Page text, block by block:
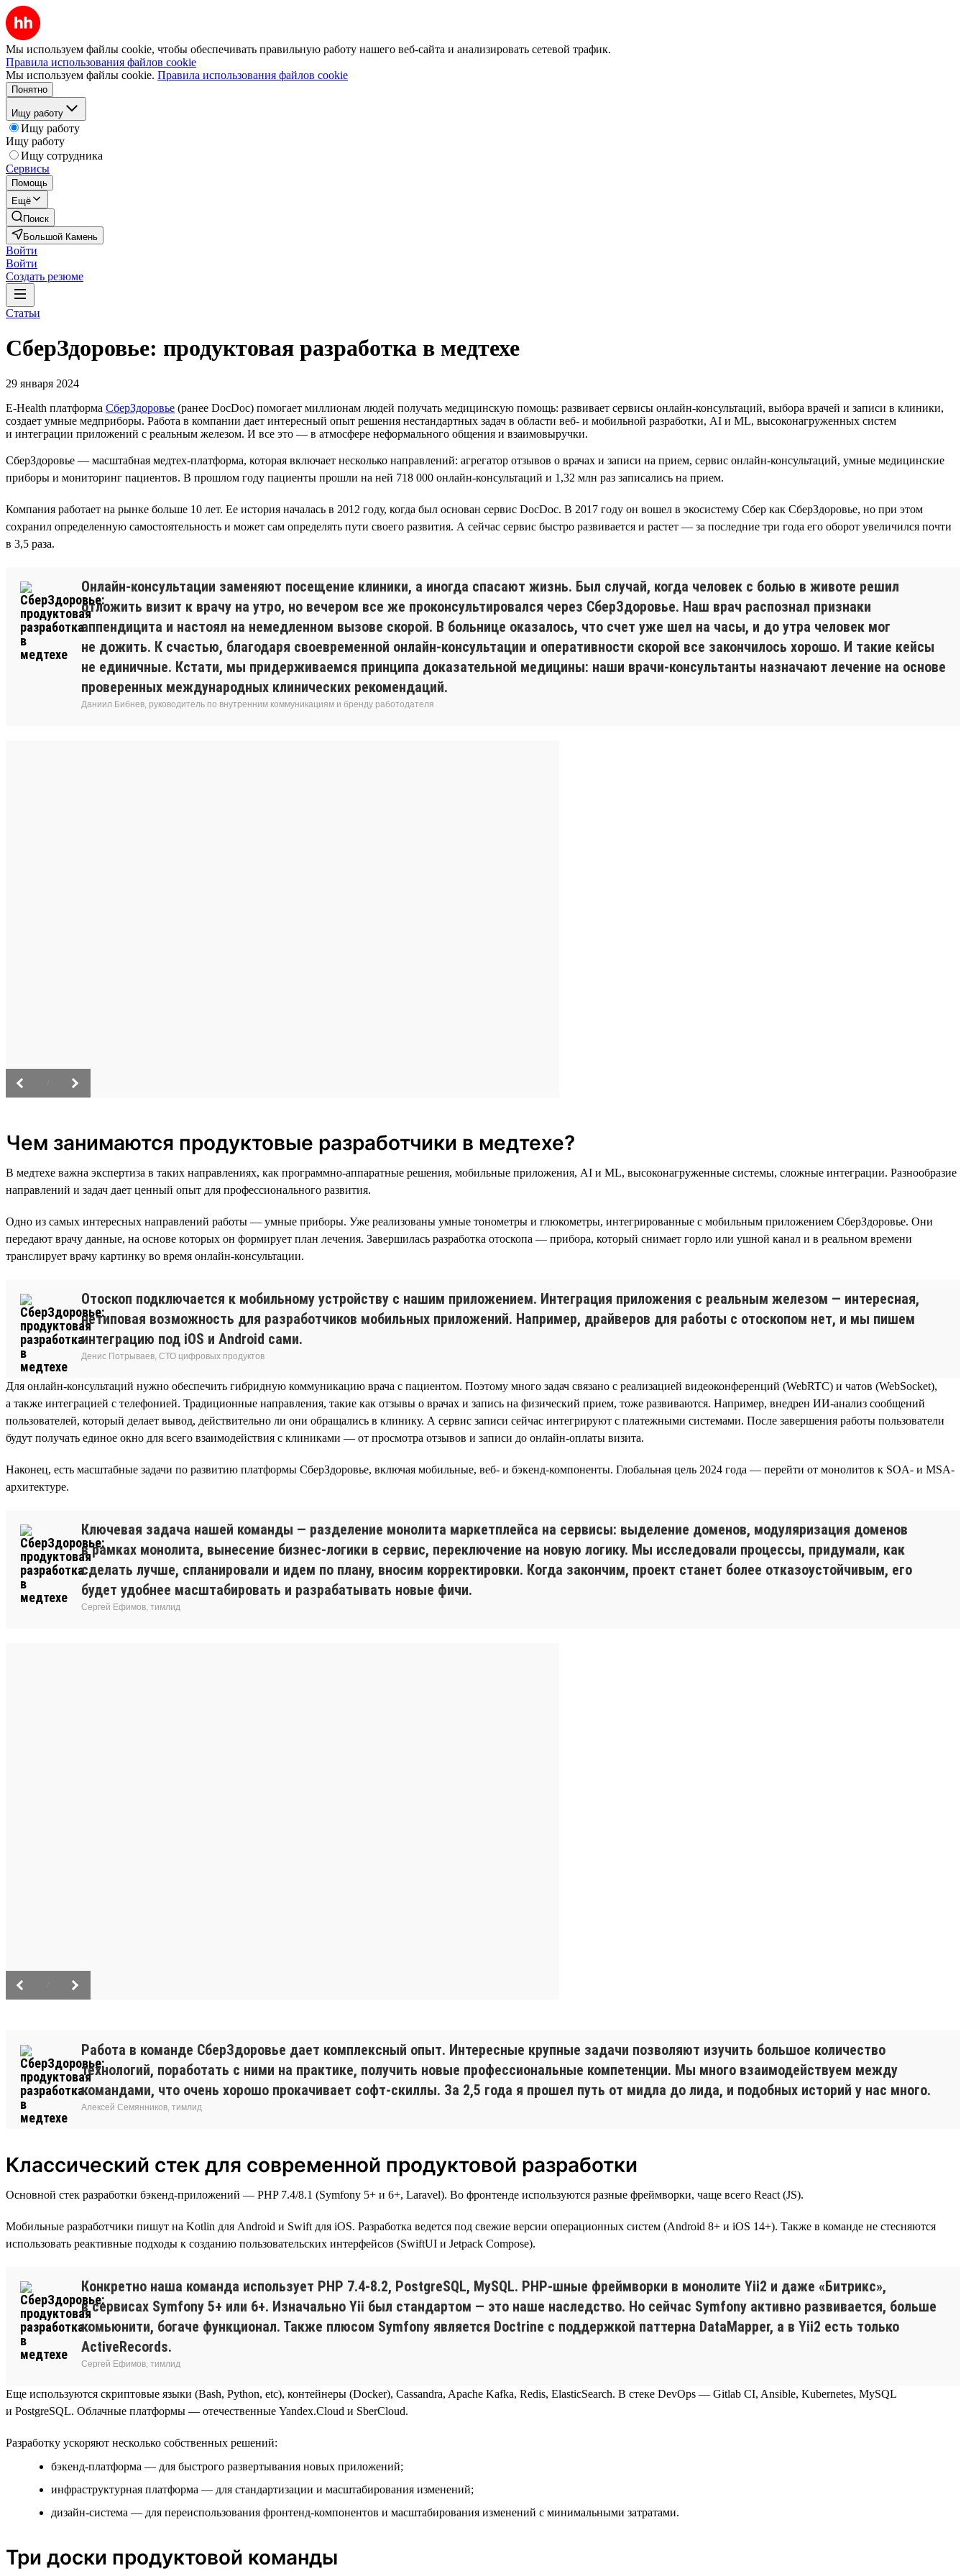
Мы используем файлы cookie, чтобы обеспечивать правильную работу нашего веб-сайта и анализировать сетевой трафик.
Правила использования файлов cookie
Мы используем файлы cookie. Правила использования файлов cookie
Понятно
Ищу работу
Ищу работу
Ищу работу
Ищу сотрудника
Сервисы
Помощь
Ещё
Поиск
Большой Камень
Войти
Войти
Создать резюме
Статьи
СберЗдоровье: продуктовая разработка в медтехе
29 января 2024
E-Health платформа СберЗдоровье (ранее DocDoc) помогает миллионам людей получать медицинскую помощь: развивает сервисы онлайн-консультаций, выбора врачей и записи в клиники,
создает умные медприборы. Работа в компании дает интересный опыт решения нестандартных задач в области веб- и мобильной разработки, AI и ML, высоконагруженных систем
и интеграции приложений с реальным железом. И все это — в атмосфере неформального общения и взаимовыручки.
СберЗдоровье — масштабная медтех-платформа, которая включает несколько направлений: агрегатор отзывов о врачах и записи на прием, сервис онлайн-консультаций, умные медицинские
приборы и мониторинг пациентов. В прошлом году пациенты прошли на ней 718 000 онлайн-консультаций и 1,32 млн раз записались на прием.
Компания работает на рынке больше 10 лет. Ее история началась в 2012 году, когда был основан сервис DocDoc. В 2017 году он вошел в экосистему Сбер как СберЗдоровье, но при этом
сохранил определенную самостоятельность и может сам определять пути своего развития. А сейчас сервис быстро развивается и растет — за последние три года его оборот увеличился почти
в 3,5 раза.
Онлайн-консультации заменяют посещение клиники, а иногда спасают жизнь. Был случай, когда человек с болью в животе решил
отложить визит к врачу на утро, но вечером все же проконсультировался через СберЗдоровье. Наш врач распознал признаки
аппендицита и настоял на немедленном вызове скорой. В больнице оказалось, что счет уже шел на часы, и до утра человек мог
не дожить. К счастью, благодаря своевременной онлайн-консультации и оперативности скорой все закончилось хорошо. И такие кейсы
не единичные. Кстати, мы придерживаемся принципа доказательной медицины: наши врачи-консультанты назначают лечение на основе
проверенных международных клинических рекомендаций.
Даниил Бибнев, руководитель по внутренним коммуникациям и бренду работодателя
Чем занимаются продуктовые разработчики в медтехе?
В медтехе важна экспертиза в таких направлениях, как программно-аппаратные решения, мобильные приложения, AI и ML, высоконагруженные системы, сложные интеграции. Разнообразие
направлений и задач дает ценный опыт для профессионального развития.
Одно из самых интересных направлений работы — умные приборы. Уже реализованы умные тонометры и глюкометры, интегрированные с мобильным приложением СберЗдоровье. Они
передают врачу данные, на основе которых он формирует план лечения. Завершилась разработка отоскопа — прибора, который снимает горло или ушной канал и в реальном времени
транслирует врачу картинку во время онлайн-консультации.
Отоскоп подключается к мобильному устройству с нашим приложением. Интеграция приложения с реальным железом — интересная,
нетиповая возможность для разработчиков мобильных приложений. Например, драйверов для работы с отоскопом нет, и мы пишем
интеграцию под iOS и Android сами.
Денис Потрываев, СТО цифровых продуктов
Для онлайн-консультаций нужно обеспечить гибридную коммуникацию врача с пациентом. Поэтому много задач связано с реализацией видеоконференций (WebRTC) и чатов (WebSocket),
а также интеграцией с телефонией. Традиционные направления, такие как отзывы о врачах и запись на физический прием, тоже развиваются. Например, внедрен ИИ-анализ сообщений
пользователей, который делает вывод, действительно ли они обращались в клинику. А сервис записи сейчас интегрируют с платежными системами. После завершения работы пользователи
будут получать единое окно для всего взаимодействия с клиниками — от просмотра отзывов и записи до онлайн-оплаты визита.
Наконец, есть масштабные задачи по развитию платформы СберЗдоровье, включая мобильные, веб- и бэкенд-компоненты. Глобальная цель 2024 года — перейти от монолитов к SOA- и MSA-
архитектуре.
Ключевая задача нашей команды — разделение монолита маркетплейса на сервисы: выделение доменов, модуляризация доменов
в рамках монолита, вынесение бизнес-логики в сервис, переключение на новую логику. Мы исследовали процессы, придумали, как
сделать лучше, спланировали и идем по плану, вносим корректировки. Когда закончим, проект станет более отказоустойчивым, его
будет удобнее масштабировать и разрабатывать новые фичи.
Сергей Ефимов, тимлид
Работа в команде СберЗдоровье дает комплексный опыт. Интересные крупные задачи позволяют изучить большое количество
технологий, поработать с ними на практике, получить новые профессиональные компетенции. Мы много взаимодействуем между
командами, что очень хорошо прокачивает софт-скиллы. За 2,5 года я прошел путь от мидла до лида, и подобных историй у нас много.
Алексей Семянников, тимлид
Классический стек для современной продуктовой разработки
Основной стек разработки бэкенд-приложений — PHP 7.4/8.1 (Symfony 5+ и 6+, Laravel). Во фронтенде используются разные фреймворки, чаще всего React (JS).
Мобильные разработчики пишут на Kotlin для Android и Swift для iOS. Разработка ведется под свежие версии операционных систем (Android 8+ и iOS 14+). Также в команде не стесняются
использовать реактивные подходы к созданию пользовательских интерфейсов (SwiftUI и Jetpack Compose).
Конкретно наша команда использует PHP 7.4‑8.2, PostgreSQL, MySQL. PHP-шные фреймворки в монолите Yii2 и даже «Битрикс»,
в сервисах Symfony 5+ или 6+. Изначально Yii был стандартом — это наше наследство. Но сейчас Symfony активно развивается, больше
комьюнити, богаче функционал. Также плюсом Symfony является Doctrine с поддержкой паттерна DataMapper, а в Yii2 есть только
ActiveRecords.
Сергей Ефимов, тимлид
Еще используются скриптовые языки (Bash, Python, etc), контейнеры (Docker), Cassandra, Apache Kafka, Redis, ElasticSearch. В стеке DevOps — Gitlab CI, Ansible, Kubernetes, MySQL
и PostgreSQL. Облачные платформы — отечественные Yandex.Cloud и SberCloud.
Разработку ускоряют несколько собственных решений:
бэкенд-платформа — для быстрого развертывания новых приложений;
инфраструктурная платформа — для стандартизации и масштабирования изменений;
дизайн-система — для переиспользования фронтенд-компонентов и масштабирования изменений с минимальными затратами.
Три доски продуктовой команды